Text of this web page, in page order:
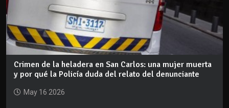
Crimen de la heladera en San Carlos: una mujer muerta
y por qué la Policía duda del relato del denunciante
May 16 2026